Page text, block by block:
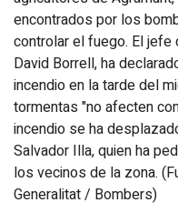
encontrados por los
controlar el fuego. El jefe
David Borrell, ha
incendio en la tarde del
tormentas "no afecten
incendio se ha
Salvador Illa, quien ha
los vecinos de la zona.
Generalitat / Bombers)